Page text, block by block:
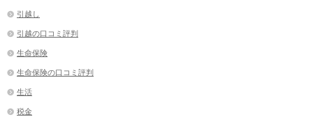
引越し
引越の口コミ評判
生命保険
生命保険の口コミ評判
生活
税金